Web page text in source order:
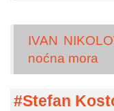
IVAN
noćna mora
Stefan